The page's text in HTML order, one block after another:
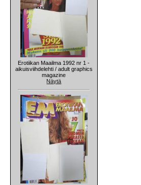
Erotiikan Maailma 1992 nr 1 -
aikuisviihdelehti / adult graphics
magazine
Näytä